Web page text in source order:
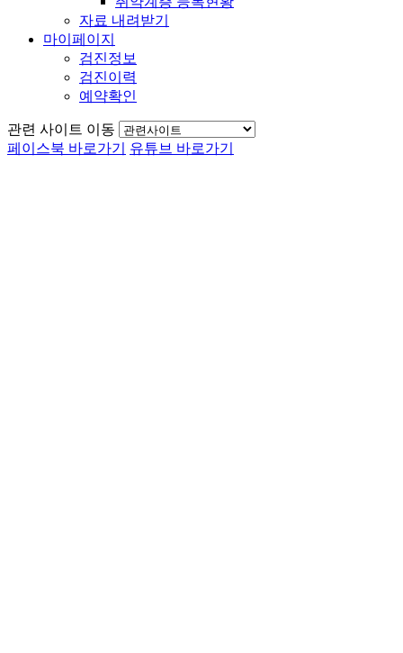
자료 내려받기
마이페이지
검진정보
검진이력
예약확인
관련 사이트 이동
페이스북 바로가기
유튜브 바로가기